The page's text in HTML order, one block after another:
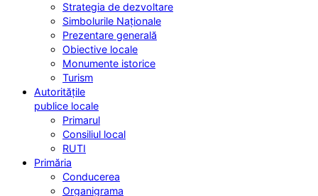
Strategia de dezvoltare
Simbolurile Naționale
Prezentare generală
Obiective locale
Monumente istorice
Turism
Autoritățile
publice locale
Primarul
Consiliul local
RUTI
Primăria
Conducerea
Organigrama